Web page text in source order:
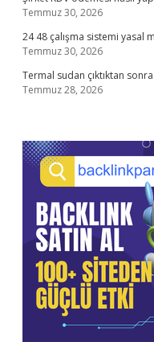
Temmuz 30, 2026
24 48 çalışma sistemi yasal
Temmuz 30, 2026
Termal sudan çıktıktan
Temmuz 28, 2026